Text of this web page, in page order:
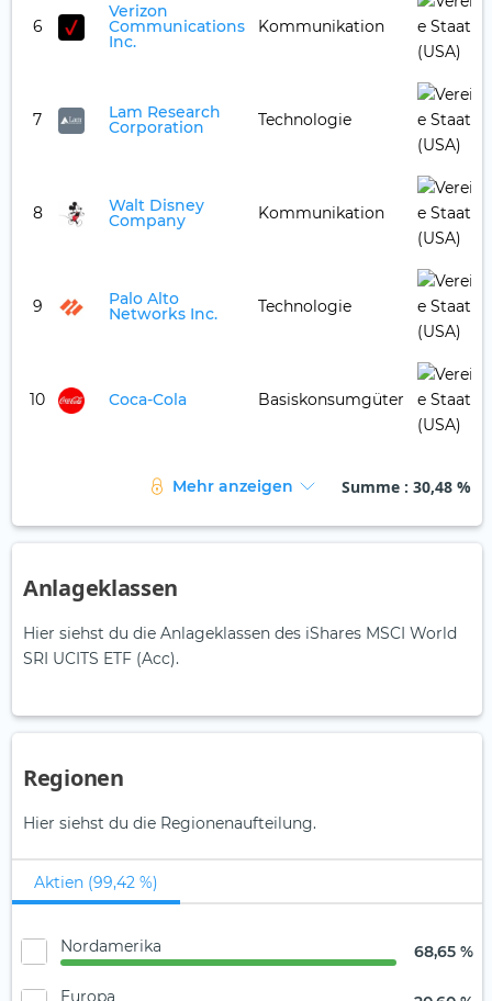
6
Verizon
Communications
Inc.
Kommunikation
7 Lam Research
Corporation Technologie
8 Walt Disney
Company Kommunikation
9 Palo Alto
Networks Inc. Technologie
10 Coca-Cola Basiskonsumgüter
Mehr anzeigen Summe : 30,48 %
Anlageklassen
Hier siehst du die Anlageklassen des iShares MSCI World
SRI UCITS ETF (Acc).
Regionen
Hier siehst du die Regionenaufteilung.
Aktien (99,42 %)
Nordamerika 68,65 %
Europa